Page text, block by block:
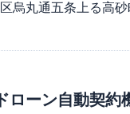
烏丸通五条上る高砂
ローン自動契約